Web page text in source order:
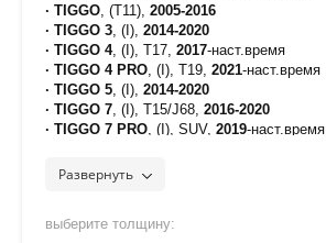
· TIGGO , (T11), 2005-2016
· TIGGO 3 , (I), 2014-2020
· TIGGO 4, (I), T17, 2017-наст.время
· TIGGO 4 PRO , (I), T19, 2021-наст.время
· TIGGO 5 , (I), 2014-2020
· TIGGO 7 , (I), T15/J68, 2016-2020
· TIGGO 7 PRO , (I), SUV, 2019-наст.время
· TIGGO 8
· TIGGO 8 PRO MAX
Развернуть
выберите толщину: